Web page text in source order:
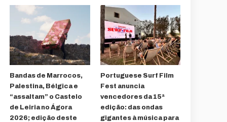
Bandas de Marrocos,
Palestina, Bélgica e
“assaltam” o Castelo
de Leiria no Ágora
2026; edição deste
Portuguese Surf Film
Fest anuncia
vencedores da 15ª
edição: das ondas
gigantes à música para